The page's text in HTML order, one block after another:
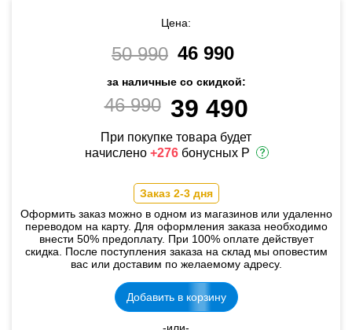
Цена:
50 990 46 990
за наличные со скидкой:
46 990 39 490
При покупке товара будет
начислено +276 бонусных Р
Заказ 2-3 дня
Оформить заказ можно в одном из магазинов или удаленно
переводом на карту. Для оформления заказа необходимо
внести 50% предоплату. При 100% оплате действует
скидка. После поступления заказа на склад мы оповестим
вас или доставим по желаемому адресу.
Добавить в корзину